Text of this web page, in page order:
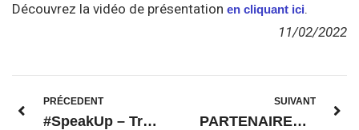
Découvrez la vidéo de présentation en cliquant ici.
11/02/2022
PRÉCEDENT
#SpeakUp – Troisième rencontre – L’Europe à l’heure du numérique
SUIVANT
PARTENAIRES : OFAJ – Webinaire d’info sur le Volontariat Franco-Allemand.